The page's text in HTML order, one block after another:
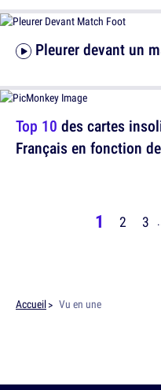
Pleurer devant un
Top 10 des cartes
Français en fonction
1 2 3
Accueil Vu en une